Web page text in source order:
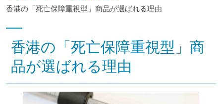
香港の「死亡保障重視型」商品が選ばれる理由
香港の「死亡保障重視型」商
品が選ばれる理由